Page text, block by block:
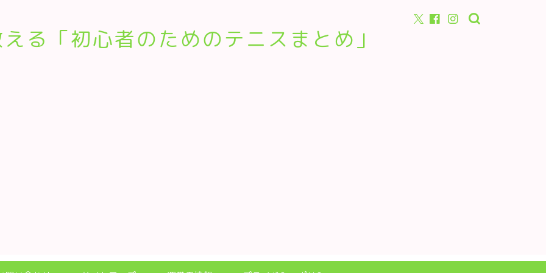
る「初心者のためのテニスまとめ」